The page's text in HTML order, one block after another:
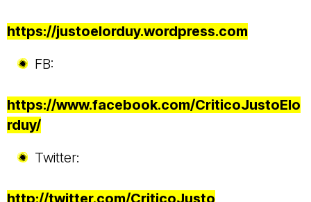
https://justoelorduy.wordpress.com
FB:
https://www.facebook.com/CriticoJustoElo
rduy/
Twitter:
http://twitter.com/CriticoJusto